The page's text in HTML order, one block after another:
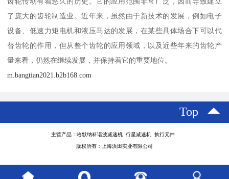
了庞大的齿轮制造业。近年来，虽然由于新技术的发展，例如电子
设备、低速力矩电机和液压马达的发展，在某些具体场合下可以代
替齿轮的作用，但从整个齿轮的应用领域，以及近些年来的齿轮产
量来看，仍然在继续发展，并保持着它的重要地位。
m.bangtian2021.b2b168.com
Top
主营产品：哈默纳科谐波减速机 行星减速机 执行元件
版权所有：上海浜田实业有限公司